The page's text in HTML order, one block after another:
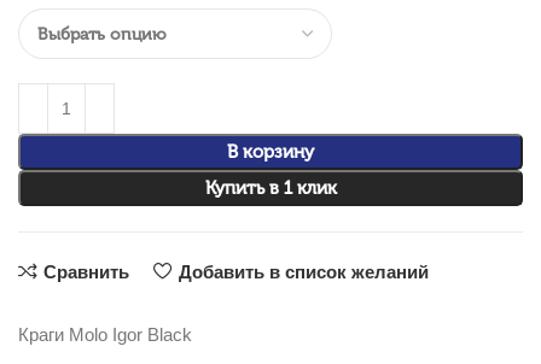
В корзину
Купить в 1 клик
Сравнить Добавить в список желаний
Краги Molo Igor Black